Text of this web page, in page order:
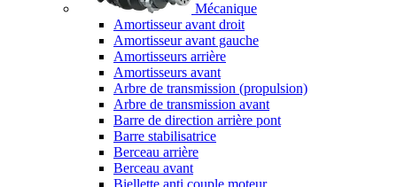
Mécanique
Amortisseur avant droit
Amortisseur avant gauche
Amortisseurs arrière
Amortisseurs avant
Arbre de transmission (propulsion)
Arbre de transmission avant
Barre de direction arrière pont
Barre stabilisatrice
Berceau arrière
Berceau avant
Biellette anti couple moteur